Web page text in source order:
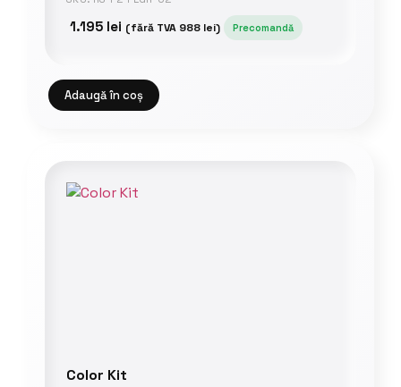
1.195 lei (fără TVA 988 lei) Precomandă
Adaugă în coș
Color Kit